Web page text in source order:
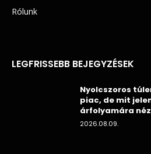
Rólunk
LEGFRISSEBB BEJEGYZÉSEK
Nyolcszoros
piac, de mit
árfolyamára
2026.08.09.